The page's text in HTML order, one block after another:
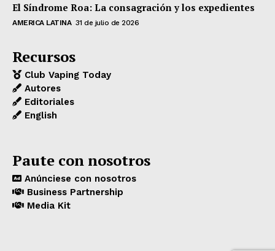
El Síndrome Roa: La consagración y los expedientes
AMERICA LATINA 31 de julio de 2026
Recursos
Club Vaping Today
Autores
Editoriales
English
Paute con nosotros
Anúnciese con nosotros
Business Partnership
Media Kit